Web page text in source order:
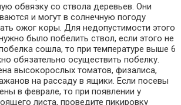
обвязку со ствола деревьев. Они
и могут в солнечную погоду
ожог коры. Для недопустимости этого
было побелить ствол, если этого не
сошла, то при температуре выше 6
обязательно осуществить побелку.
высокорослых томатов, физалиса,
на рассаду в ящики. Если посевы
в феврале, то при появлении у
листа, проведите пикировку